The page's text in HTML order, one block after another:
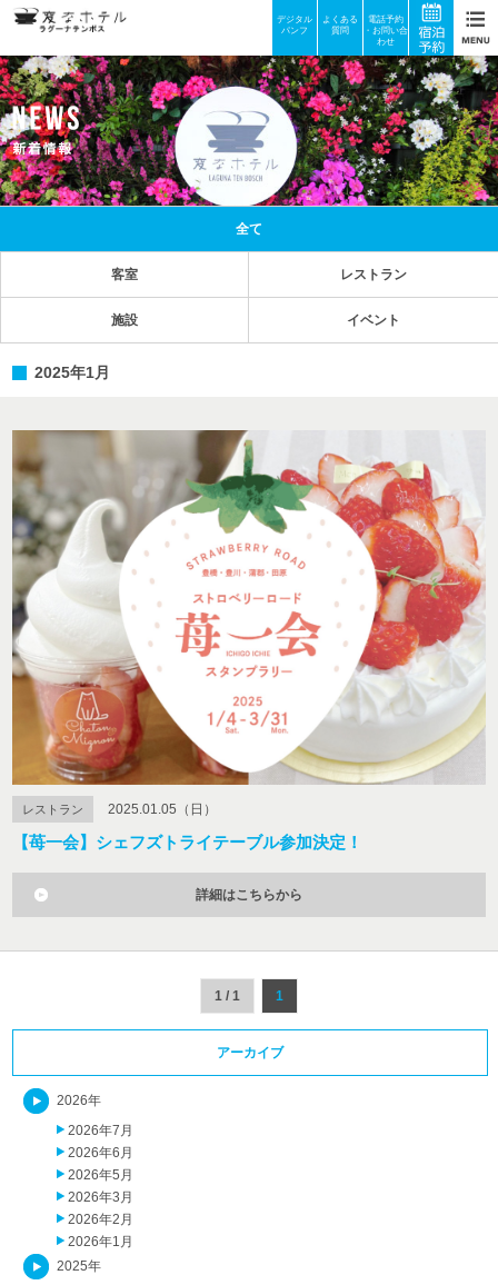
よくある
質問
電話予約
・お問い合
わせ
デジタル
パンフ
全て
客室 レストラン
施設 イベント
2025年1月
レストラン 2025.01.05（日）
【苺一会】シェフズトライテーブル参加決定！
詳細はこちらから
1 / 1 1
アーカイブ
2026年
2026年7月
2026年6月
2026年5月
2026年3月
2026年2月
2026年1月
2025年